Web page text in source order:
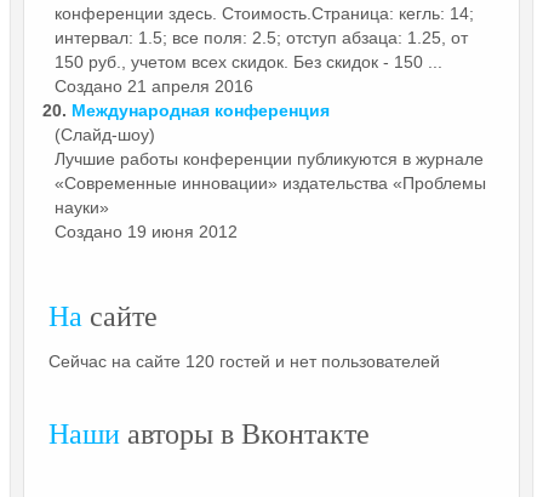
конференции здесь. Стоимость.Страница: кегль: 14;
интервал: 1.5; все поля: 2.5; отступ абзаца: 1.25, от
150 руб., учетом всех скидок. Без скидок - 150 ...
Создано 21 апреля 2016
20. Международная конференция
(Слайд-шоу)
Лучшие работы конференции публикуются в журнале
«Современные инновации» издательства «Проблемы
науки»
Создано 19 июня 2012
На сайте
Сейчас на сайте 120 гостей и нет пользователей
Наши авторы в Вконтакте